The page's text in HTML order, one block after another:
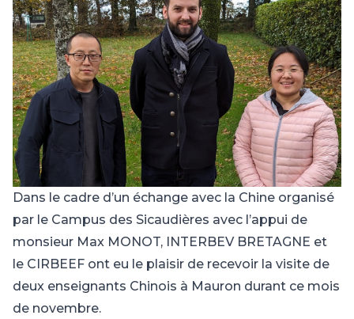
Dans le cadre d’un échange avec la Chine organisé
par le Campus des Sicaudières avec l’appui de
monsieur Max MONOT, INTERBEV BRETAGNE et
le CIRBEEF ont eu le plaisir de recevoir la visite de
deux enseignants Chinois à Mauron durant ce mois
de novembre.